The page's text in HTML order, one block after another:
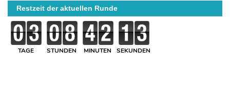
Restzeit der aktuellen Runde
TAGE STUNDEN MINUTEN SEKUNDEN